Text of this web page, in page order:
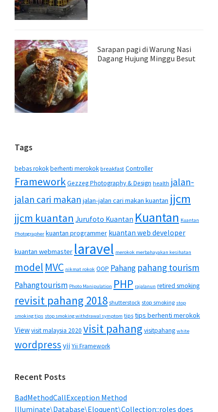
Sarapan pagi di Warung Nasi
Dagang Hujung Minggu Besut
Tags
bebas rokokberhenti merokok breakfast Controller
FrameworkGezzeg Photography & Design health jalan-
jalan cari makan jalan-jalan cari makan kuantan jjcm
jjcm kuantan Jurufoto Kuantan Kuantan Kuantan
Photographer kuantan programmer kuantan web developer
kuantan webmaster laravel merokok merbahayakan kesihatan
model MVC nikmat rokok OOP Pahang pahang tourism
Pahangtourism Photo Manipulation PHP rajalanun retired smoking
revisit pahang 2018 shutterstock stop smoking stop
smoking tips stop smoking withdrawal symptom tips tips berhenti merokok
Viewvisit malaysia 2020 visit pahang visitpahang white
wordpress yii Yii Framework
Recent Posts
BadMethodCallException Method
Illuminate\Database\Eloquent\Collection::roles does